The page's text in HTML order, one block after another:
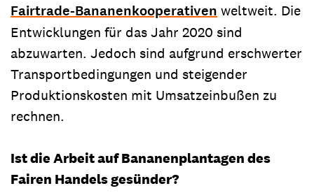
Fairtrade-Bananenkooperativen weltweit. Die
Entwicklungen für das Jahr 2020 sind
abzuwarten. Jedoch sind aufgrund erschwerter
Transportbedingungen und steigender
Produktionskosten mit Umsatzeinbußen zu
rechnen.
Ist die Arbeit auf Bananenplantagen des
Fairen Handels gesünder?